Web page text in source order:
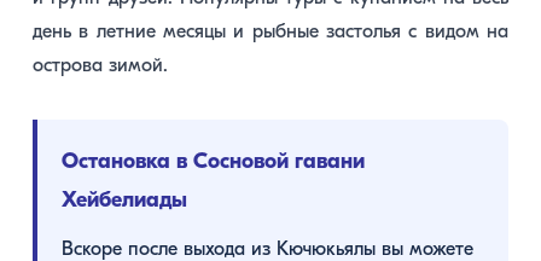
день в летние месяцы и рыбные застолья с видом на
острова зимой.
Остановка в Сосновой гавани
Хейбелиады
Вскоре после выхода из Кючюкьялы вы можете